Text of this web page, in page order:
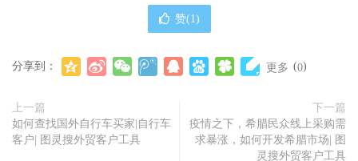
赞(1 )
分享到： 更多 (0)
上一篇
如何查找国外自行车买家|自行车
客户| 图灵搜外贸客户工具
下一篇
疫情之下，希腊民众线上采购需
求暴涨，如何开发希腊市场| 图
灵搜外贸客户工具